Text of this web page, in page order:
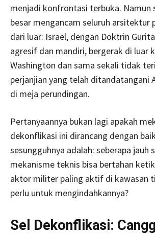
menjadi konfrontasi terbuka.
besar mengancam seluruh arsitektur
dari luar: Israel, dengan Doktrin
agresif dan mandiri, bergerak di luar
Washington dan sama sekali tidak
perjanjian yang telah ditandatangani
di meja perundingan.
Pertanyaannya bukan lagi apakah
dekonflikasi ini dirancang dengan
sesungguhnya adalah: seberapa jauh
mekanisme teknis bisa bertahan
aktor militer paling aktif di kawasan
perlu untuk mengindahkannya?
Sel Dekonflikasi: